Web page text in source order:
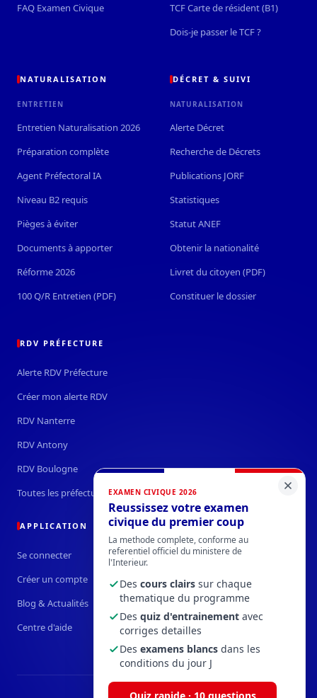
EXAMEN CIVIQUE 2026
Reussissez votre examen
civique du premier coup
La methode complete, conforme au
referentiel officiel du ministere de
l'Interieur.
Des cours clairs sur chaque
thematique du programme
Des quiz d'entrainement avec
corriges detailles
Des examens blancs dans les
conditions du jour J
FAQ Examen Civique
TCF Carte de résident (B1)
Dois-je passer le TCF ?
NATURALISATION
ENTRETIEN
Entretien Naturalisation 2026
Préparation complète
Agent Préfectoral IA
Niveau B2 requis
Pièges à éviter
Documents à apporter
Réforme 2026
100 Q/R Entretien (PDF)
DÉCRET & SUIVI
NATURALISATION
Alerte Décret
Recherche de Décrets
Publications JORF
Statistiques
Statut ANEF
Obtenir la nationalité
Livret du citoyen (PDF)
Constituer le dossier
RDV PRÉFECTURE
Alerte RDV Préfecture
Créer mon alerte RDV
RDV Nanterre
RDV Antony
RDV Boulogne
Toutes les préfectures →
APPLICATION
Se connecter
Créer un compte
Blog & Actualités
Centre d'aide